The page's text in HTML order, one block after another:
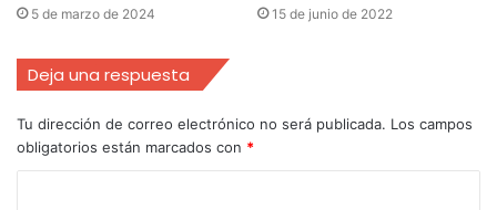
5 de marzo de 2024 15 de junio de 2022
Deja una respuesta
Tu dirección de correo electrónico no será publicada. Los campos
obligatorios están marcados con *